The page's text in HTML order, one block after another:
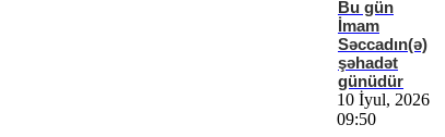
Bu gün
İmam
Səccadın(ə)
şəhadət
günüdür
10 İyul, 2026
09:50